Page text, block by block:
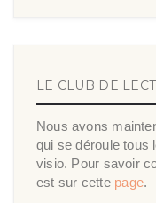
LE CLUB DE
Nous avons
qui se déroule tous
visio. Pour savoir
est sur cette page.